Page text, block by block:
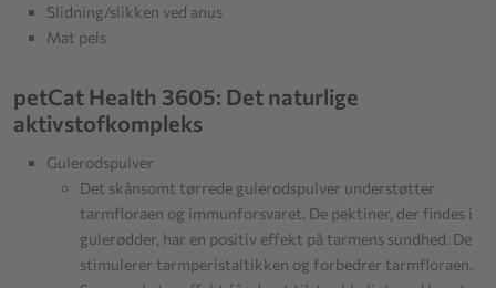
Slidning/slikken ved anus
Mat pels
petCat Health 3605: Det naturlige
aktivstofkompleks
Gulerodspulver
Det skånsomt tørrede gulerodspulver understøtter
tarmfloraen og immunforsvaret. De pektiner, der findes i
gulerødder, har en positiv effekt på tarmens sundhed. De
stimulerer tarmperistaltikken og forbedrer tarmfloraen.